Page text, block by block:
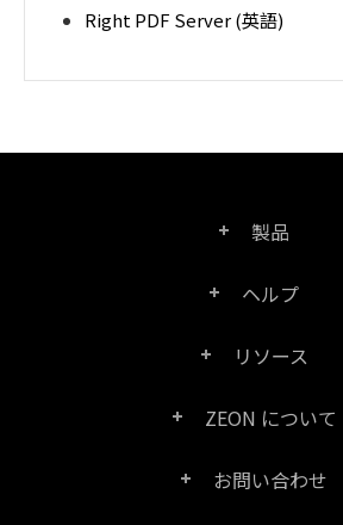
Right PDF Server (英語)
製品
Right PDF Pro
ヘルプ
FAQ
リソース
製品/ライセンスの比較
ZEON について
会社概要
お問い合わせ